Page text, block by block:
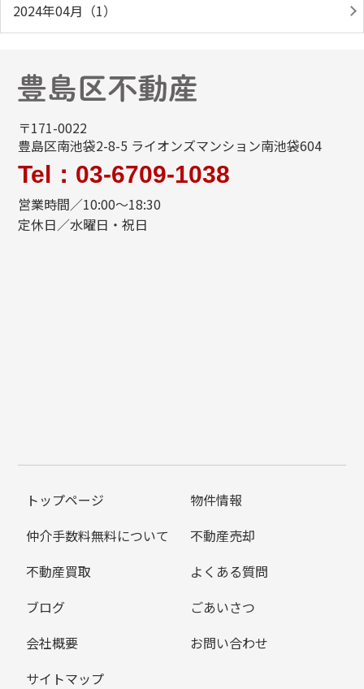
2024年04月（1）
〒171-0022
豊島区南池袋2-8-5 ライオンズマンション南池袋604
Tel：03-6709-1038
営業時間／10:00～18:30
定休日／水曜日・祝日
トップページ
物件情報
仲介手数料無料について
不動産売却
不動産買取
よくある質問
ブログ
ごあいさつ
会社概要
お問い合わせ
サイトマップ